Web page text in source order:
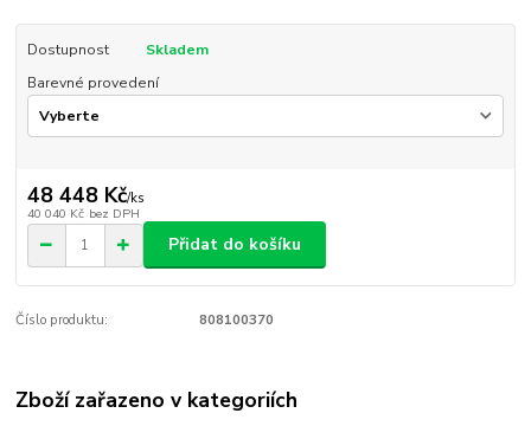
Dostupnost
Skladem
Barevné provedení
48 448 Kč/ks
40 040 Kč bez DPH
Přidat do košíku
Číslo produktu: 808100370
Zboží zařazeno v kategoriích